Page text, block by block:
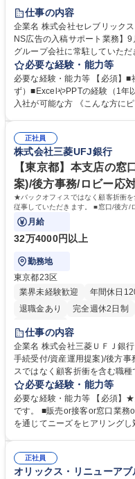
未経験者歓迎
完全週休2日制
交通費支給
仕事の内容
企業名 株式会社セレブリックス 求人名 大阪|博報堂DYグループ【CM・S
NS広告の入稿サポート業務】9月・10月入
グループ会社に常駐していた
生する業務を幅広くサポート
ト、進行管理等 部内アシスタン
先との定例資料作成 ◆競合調
後のデータ抽出と効果測定、
ール対応 ◆常駐先に向けた事業拡大の提案 など
グループ【CM・SNS広告の入
必要な経験・能力等
必要な経験・能力等 【必須】
ず）■ExcelやPPTの経験（1
入社が可能な方 《こんな方にピッタリです！》 ◆コツコツと進める仕事
ャリア・スキルUPを目指したい方 学歴・資格 学歴：大学院 大学 高
大 専修学校 高校 語学力： 資格
正社員
株式会社三菱UFJ銀行
【東京都】本支店の窓
案)/後方事務/ロビー応
★バックオフィスではなく顧客折衝
従事していただきます。 ■窓口/後方/
客様対応
月給
32万4000円以上
勤務地
東京都23区
業界未経験歓迎
年間休日
退職金あり
完全週休2日制
土日祝休み
仕事の内容
企業名 株式会社三菱ＵＦＪ銀行 求人名 【東京都】本支店の窓口業務(事務
手続受付/資産運用提案)/後方事務/ロビー応対 仕事
スではなく顧客折衝を含む職
事していただきます。 ■窓口/
ーション、お客様対応 ■窓口にて、ご来店された個人のお客様に対して金
融商品のご提案 ■効率的な事務
に必ずご覧ください≫ ※記事
必要な経験・能力等
必要な経験・能力等 【必須】
です。 ■販売or接客or窓口業
を通じてニーズをヒアリングし対応/
るので安心して入行いただけま
や社内副業等を活用し、 一人
正社員
オリックス・リニューア